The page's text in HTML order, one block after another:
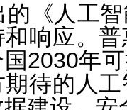
的《人工
响应。
2030年
待的人